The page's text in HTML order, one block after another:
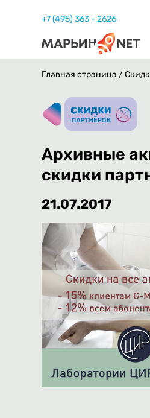
+7 (495) 363 - 2626
Главная страница /
Архивные
скидки
21.07.2017